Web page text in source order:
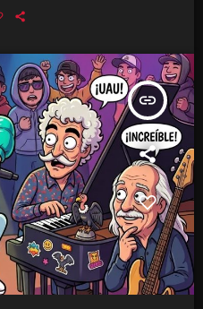
insert_link